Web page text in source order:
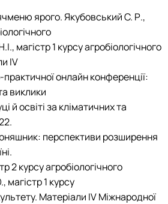
ярого. Якубовський С. Р.,
магістр 1 курсу агробіологічного
IV
онлайн конференції:
виклики
й освіті за кліматичних та
перспективи розширення
2 курсу агробіологічного
магістр 1 курсу
Матеріали IV Міжнародної